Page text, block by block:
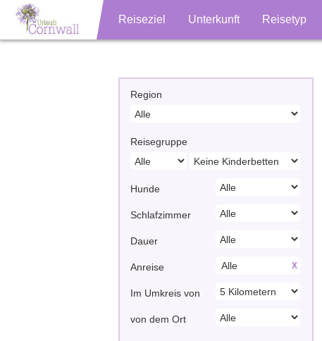
Reiseziel Unterkunft Reisetyp
Region
Reisegruppe
Hunde
Schlafzimmer
Dauer
Anreise X
Im Umkreis von
von dem Ort